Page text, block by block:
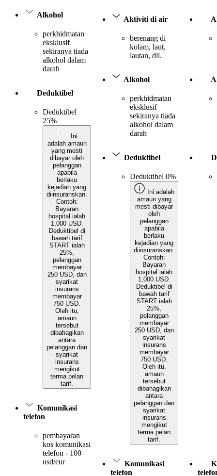
Alkohol
perkhidmatan
eksklusif
sekiranya tiada
alkohol dalam
darah
Deduktibel
Deduktibel
25%
Ini
adalah amaun
yang mesti
dibayar oleh
pelanggan
apabila
berlaku
kejadian yang
diinsuranskan.
Contoh:
Bayaran
hospital ialah
1,000 USD.
Deduktibel di
bawah tarif
START ialah
25%,
pelanggan
membayar
250 USD, dan
syarikat
insurans
membayar
750 USD.
Oleh itu,
amaun
tersebut
dibahagikan
antara
pelanggan dan
syarikat
insurans
mengikut
terma pelan
tarif.
Komunikasi
telefon
pembayaran
kos komunikasi
telefon - 100
usd/eur
Aktiviti di air
berenang di
kolam, laut,
lautan, dll.
Alkohol
perkhidmatan
eksklusif
sekiranya tiada
alkohol dalam
darah
Deduktibel
Deduktibel 0%
Ini adalah
amaun yang
mesti dibayar
oleh
pelanggan
apabila
berlaku
kejadian yang
diinsuranskan.
Contoh:
Bayaran
hospital ialah
1,000 USD.
Deduktibel di
bawah tarif
START ialah
25%,
pelanggan
membayar
250 USD, dan
syarikat
insurans
membayar
750 USD.
Oleh itu,
amaun
tersebut
dibahagikan
antara
pelanggan dan
syarikat
insurans
mengikut
terma pelan
tarif.
Komunikasi
telefon